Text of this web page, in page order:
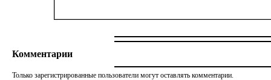
Комментарии
Только зарегистрированные пользователи могут оставлять комментарии.